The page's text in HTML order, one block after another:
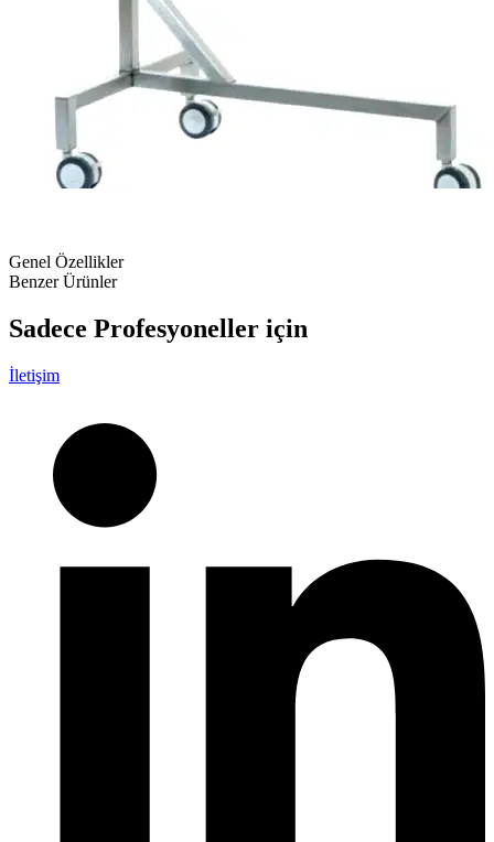
Genel Özellikler
Benzer Ürünler
Sadece Profesyoneller için
İletişim